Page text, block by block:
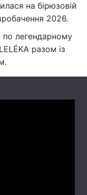
на бірюзовій
2026.
легендарному
разом із